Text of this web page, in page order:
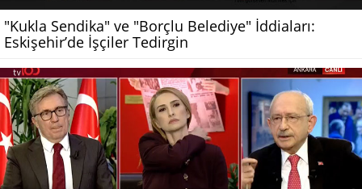
"Kukla Sendika" ve "Borçlu Belediye" İddiaları:
Eskişehir’de İşçiler Tedirgin